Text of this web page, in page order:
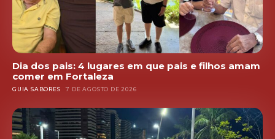
Dia dos pais: 4 lugares em que pais e filhos amam
comer em Fortaleza
GUIA SABORES 7 DE AGOSTO DE 2026